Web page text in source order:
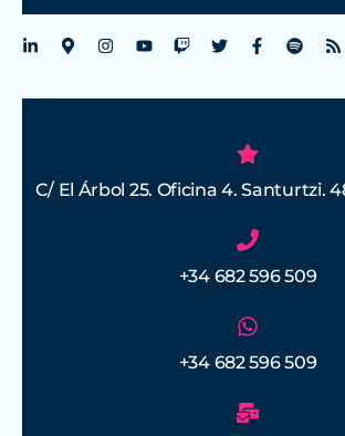
C/ El Árbol 25. Oficina 4. Santurtzi.
+34 682 596 509
+34 682 596 509